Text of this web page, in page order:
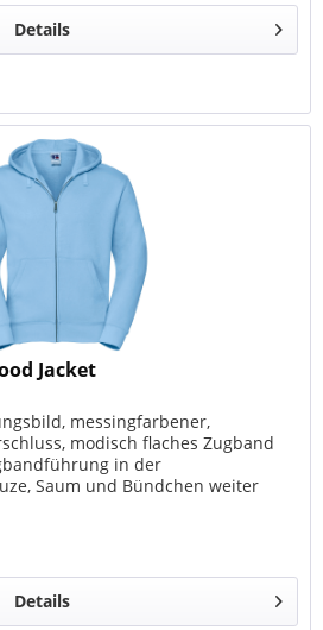
Details
Jacket
messingfarbener,
modisch flaches Zugband
in der
Saum und Bündchen weiter
Details